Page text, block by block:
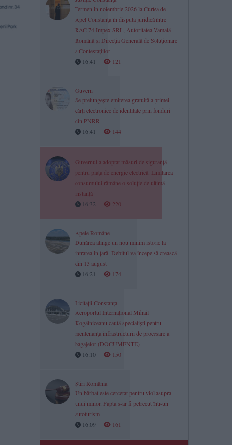
Termen în noiembrie 2026 la Curtea de
Apel Constanța în disputa juridică între
RAC 74 Impex SRL, Autoritatea Vamală
Română și Direcția Generală de Soluționare
a Contestațiilor
16:41
121
Guvern
Se prelungește emiterea gratuită a primei
cărți electronice de identitate prin fonduri
din PNRR
16:41
144
Guvernul a adoptat măsuri de siguranță
pentru piața de energie electrică. Limitarea
consumului rămâne o soluție de ultimă
instanță
16:32
220
Apele Române
Dunărea atinge un nou minim istoric la
intrarea în țară. Debitul va începe să crească
din 13 august
16:21
174
Licitații Constanța
Aeroportul Internațional Mihail
Kogălniceanu caută specialiști pentru
mentenanța infrastructurii de procesare a
bagajelor (DOCUMENTE)
16:10
150
Știri România
Un bărbat este cercetat pentru viol asupra
unui minor. Fapta s-ar fi petrecut într-un
autoturism
16:09
161